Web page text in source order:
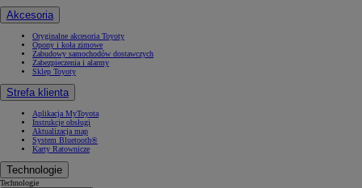
Akcesoria
Oryginalne akcesoria Toyoty
Opony i koła zimowe
Zabudowy samochodów dostawczych
Zabezpieczenia i alarmy
Sklep Toyoty
Strefa klienta
Aplikacja MyToyota
Instrukcje obsługi
Aktualizacja map
System Bluetooth®
Karty Ratownicze
Technologie
Technologie